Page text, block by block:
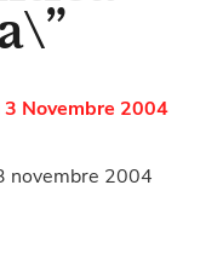
Novembre 2004
novembre 2004